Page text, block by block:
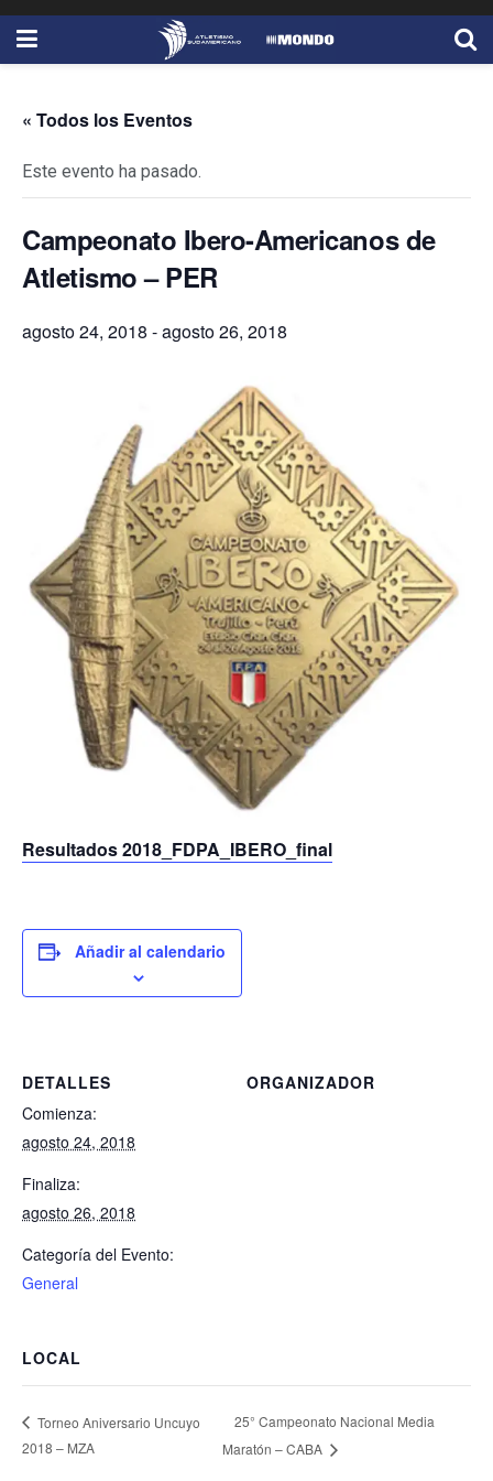
« Todos los Eventos
Este evento ha pasado.
Campeonato Ibero-Americanos de
Atletismo – PER
agosto 24, 2018 -agosto 26, 2018
Resultados 2018_FDPA_IBERO_final
Añadir al calendario
DETALLES
Comienza:
agosto 24, 2018
Finaliza:
agosto 26, 2018
Categoría del Evento:
General
ORGANIZADOR
LOCAL
Torneo Aniversario Uncuyo
2018 – MZA
25° Campeonato Nacional Media
Maratón – CABA